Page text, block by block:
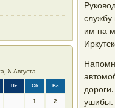
8 Августа
Пт Сб Вс
1 2
им на
ушибы.